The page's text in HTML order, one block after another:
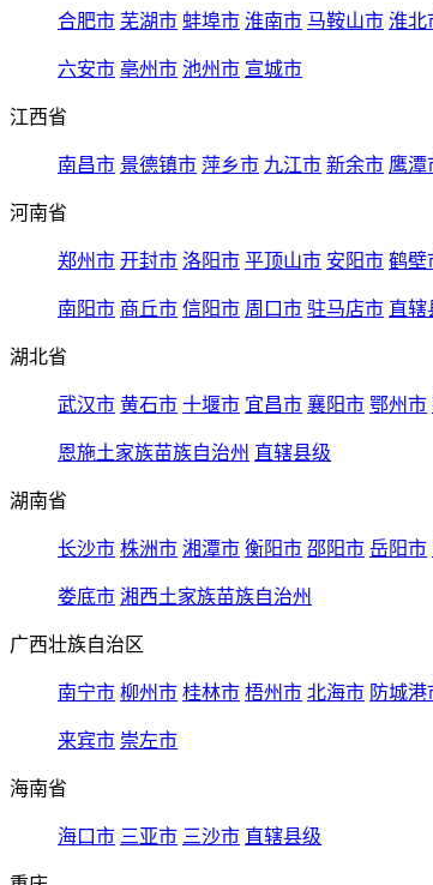
合肥市 芜湖市 蚌埠市 淮南市 马鞍山市 淮北
六安市 亳州市 池州市 宣城市
江西省
南昌市 景德镇市 萍乡市 九江市 新余市 鹰潭
河南省
郑州市 开封市 洛阳市 平顶山市 安阳市 鹤壁
南阳市 商丘市 信阳市 周口市 驻马店市 直辖
湖北省
武汉市 黄石市 十堰市 宜昌市 襄阳市 鄂州市
恩施土家族苗族自治州 直辖县级
湖南省
长沙市 株洲市 湘潭市 衡阳市 邵阳市 岳阳市
娄底市 湘西土家族苗族自治州
广西壮族自治区
南宁市 柳州市 桂林市 梧州市 北海市 防城港
来宾市 崇左市
海南省
海口市 三亚市 三沙市 直辖县级